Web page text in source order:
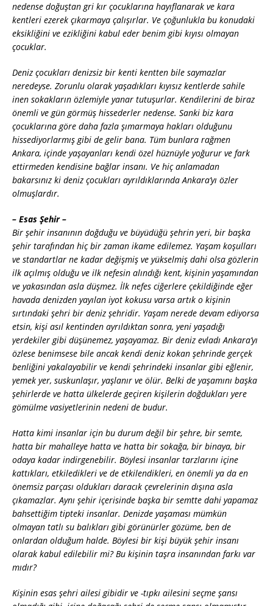
nedense doğuştan gri kır çocuklarına hayıflanarak ve kara
kentleri ezerek çıkarmaya çalışırlar. Ve çoğunlukla bu konudaki
eksikliğini ve ezikliğini kabul eder benim gibi kıyısı olmayan
çocuklar.
Deniz çocukları denizsiz bir kenti kentten bile saymazlar
neredeyse. Zorunlu olarak yaşadıkları kıyısız kentlerde sahile
inen sokakların özlemiyle yanar tutuşurlar. Kendilerini de biraz
önemli ve gün görmüş hissederler nedense. Sanki biz kara
çocuklarına göre daha fazla şımarmaya hakları olduğunu
hissediyorlarmış gibi de gelir bana. Tüm bunlara rağmen
Ankara, içinde yaşayanları kendi özel hüznüyle yoğurur ve fark
ettirmeden kendisine bağlar insanı. Ve hiç anlamadan
bakarsınız ki deniz çocukları ayrıldıklarında Ankara’yı özler
olmuşlardır.
– Esas Şehir –
Bir şehir insanının doğduğu ve büyüdüğü şehrin yeri, bir başka
şehir tarafından hiç bir zaman ikame edilemez. Yaşam koşulları
ve standartlar ne kadar değişmiş ve yükselmiş dahi olsa gözlerin
ilk açılmış olduğu ve ilk nefesin alındığı kent, kişinin yaşamından
ve yakasından asla düşmez. İlk nefes ciğerlere çekildiğinde eğer
havada denizden yayılan iyot kokusu varsa artık o kişinin
sırtındaki şehri bir deniz şehridir. Yaşam nerede devam ediyorsa
etsin, kişi asıl kentinden ayrıldıktan sonra, yeni yaşadığı
yerdekiler gibi düşünemez, yaşayamaz. Bir deniz evladı Ankara’yı
özlese benimsese bile ancak kendi deniz kokan şehrinde gerçek
benliğini yakalayabilir ve kendi şehrindeki insanlar gibi eğlenir,
yemek yer, suskunlaşır, yaşlanır ve ölür. Belki de yaşamını başka
şehirlerde ve hatta ülkelerde geçiren kişilerin doğdukları yere
gömülme vasiyetlerinin nedeni de budur.
Hatta kimi insanlar için bu durum değil bir şehre, bir semte,
hatta bir mahalleye hatta ve hatta bir sokağa, bir binaya, bir
odaya kadar indirgenebilir. Böylesi insanlar tarzlarını içine
kattıkları, etkiledikleri ve de etkilendikleri, en önemli ya da en
önemsiz parçası oldukları daracık çevrelerinin dışına asla
çıkamazlar. Aynı şehir içerisinde başka bir semtte dahi yapamaz
bahsettiğim tipteki insanlar. Denizde yaşaması mümkün
olmayan tatlı su balıkları gibi görünürler gözüme, ben de
onlardan olduğum halde. Böylesi bir kişi büyük şehir insanı
olarak kabul edilebilir mi? Bu kişinin taşra insanından farkı var
mıdır?
Kişinin esas şehri ailesi gibidir ve -tıpkı ailesini seçme şansı